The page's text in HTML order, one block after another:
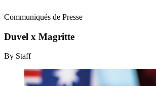
Communiqués de Presse
Duvel x Magritte
By Staff